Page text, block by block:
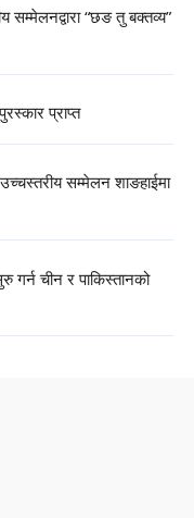
सम्मेलनद्वारा “छङ तु बक्तव्य”
प्राप्त
उच्चस्तरीय सम्मेलन शाङहाईमा
गर्न चीन र पाकिस्तानको